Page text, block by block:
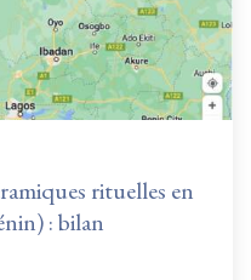
rituelles en
: bilan